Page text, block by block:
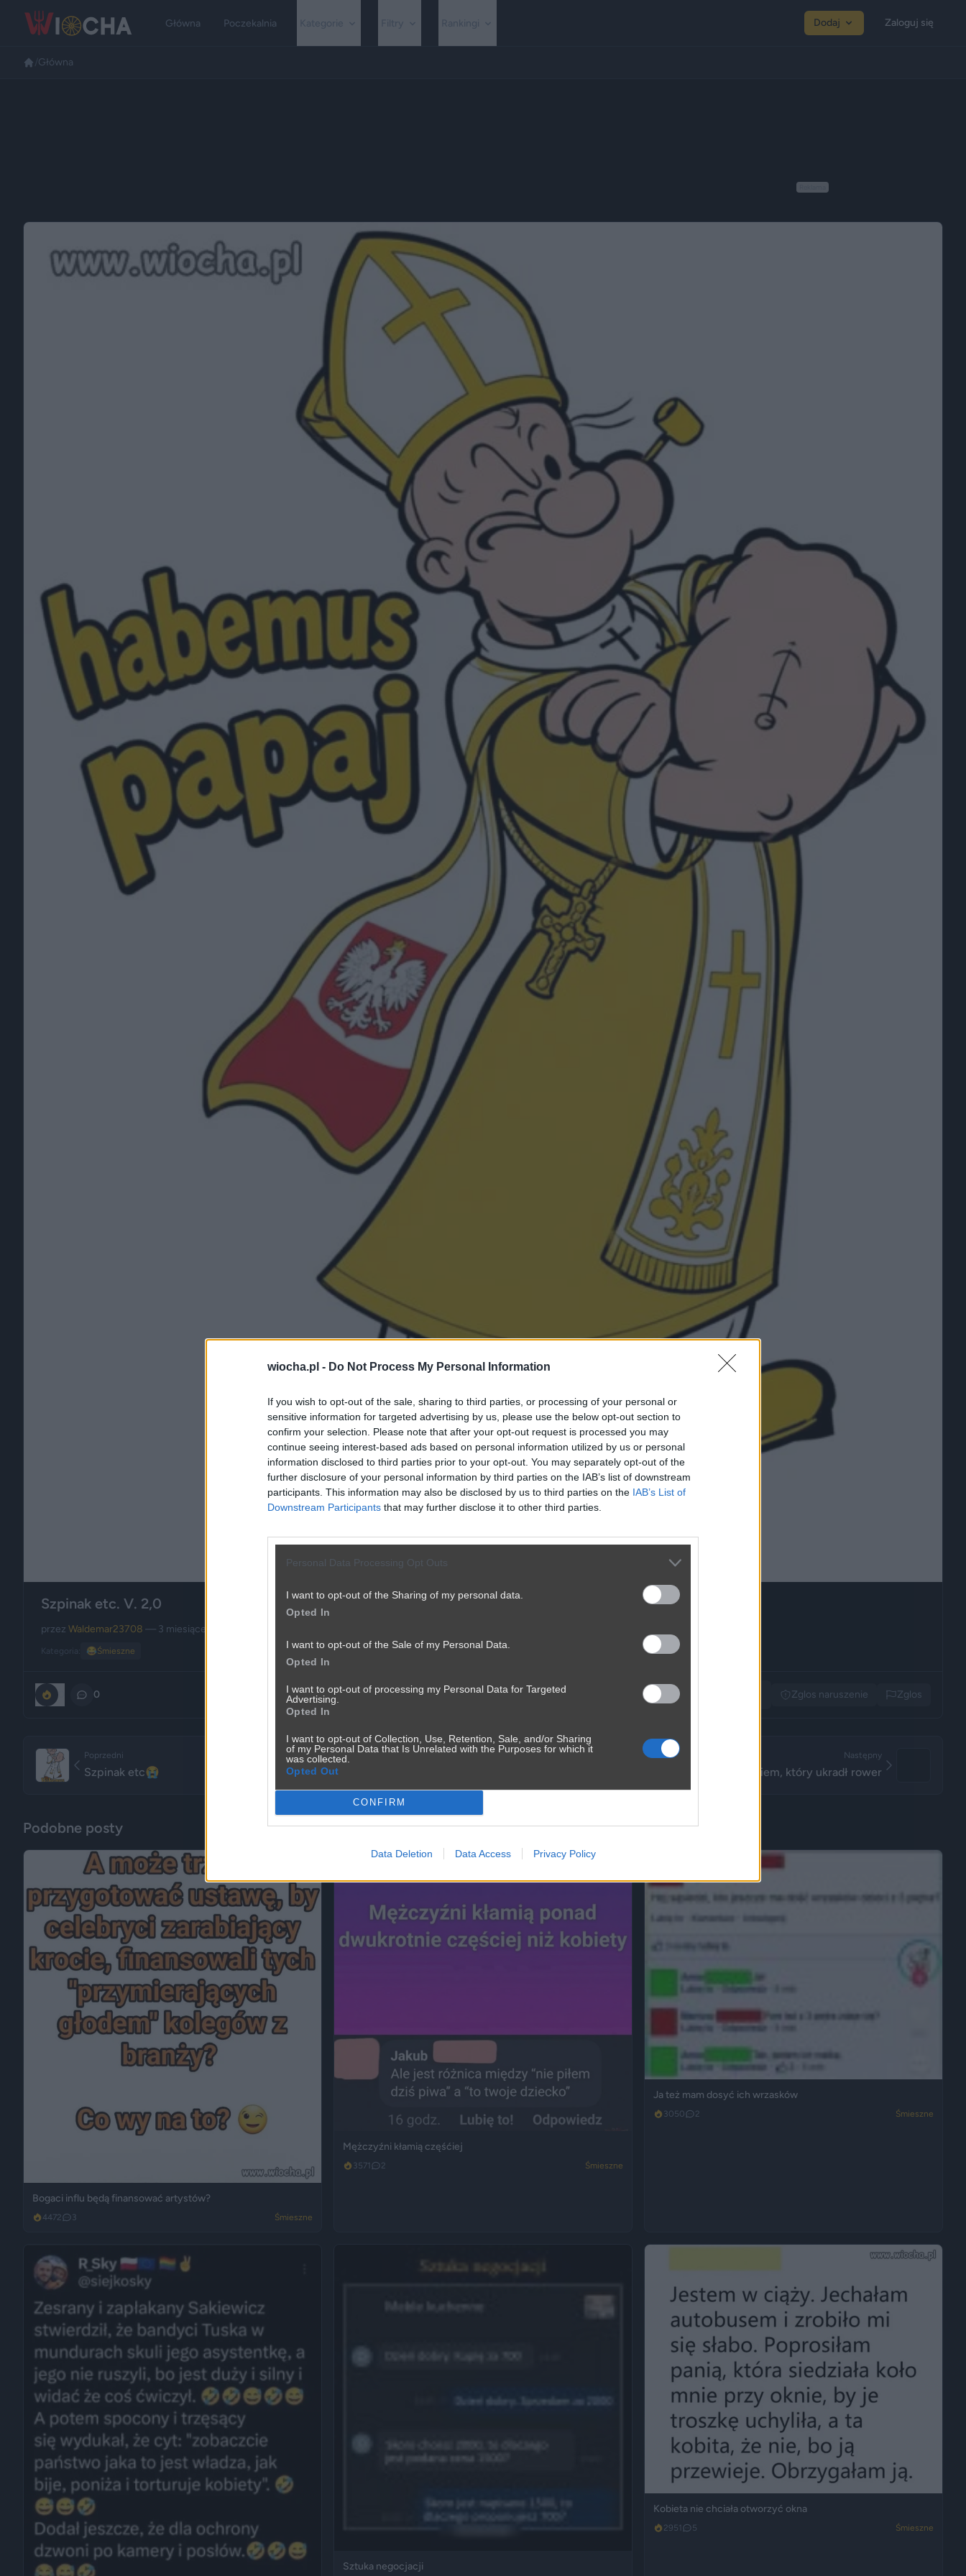
wiocha.pl - Do Not Process My Personal Information
If you wish to opt-out of the sale, sharing to third parties, or processing of your personal or
sensitive information for targeted advertising by us, please use the below opt-out section to
confirm your selection. Please note that after your opt-out request is processed you may
continue seeing interest-based ads based on personal information utilized by us or personal
information disclosed to third parties prior to your opt-out. You may separately opt-out of the
further disclosure of your personal information by third parties on the IAB’s list of downstream
participants. This information may also be disclosed by us to third parties on the IAB’s List of
Downstream Participants that may further disclose it to other third parties.
Personal Data Processing Opt Outs
I want to opt-out of the Sharing of my personal data.
Opted In
I want to opt-out of the Sale of my Personal Data.
Opted In
I want to opt-out of processing my Personal Data for Targeted
Advertising.
Opted In
I want to opt-out of Collection, Use, Retention, Sale, and/or Sharing
of my Personal Data that Is Unrelated with the Purposes for which it
was collected.
Opted Out
CONFIRM
Data Deletion Data Access Privacy Policy
Główna Poczekalnia Dodaj Zaloguj się
Główna
Szpinak etc. V. 2,0
przez Waldemar23708 — 3 miesiące temu
Kategoria: 😂Śmieszne
0 Zglos naruszenie Zglos
Poprzedni
Szpinak etc😭
Następny
Jechali za gościem, który ukradł rower
Podobne posty
Bogaci influ będą finansować artystów?
4472 3 Śmieszne
Mężczyźni kłamią częśćiej
3571 2 Śmieszne
Ja też mam dosyć ich wrzasków
3050 2 Śmieszne
Sztuka negocjacji
Kobieta nie chciała otworzyć okna
2951 5 Śmieszne